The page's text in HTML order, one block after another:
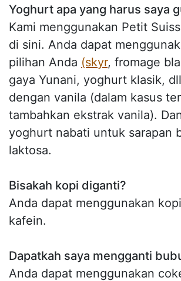
Yoghurt apa yang harus saya
Kami menggunakan Petit
di sini. Anda dapat
pilihan Anda (skyr, fromage
gaya Yunani, yoghurt klasik,
dengan vanila (dalam kasus
tambahkan ekstrak vanila).
yoghurt nabati untuk sarapan
laktosa.
Bisakah kopi diganti?
Anda dapat menggunakan
kafein.
Dapatkah saya mengganti
Anda dapat menggunakan